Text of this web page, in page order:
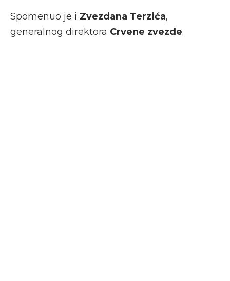
Spomenuo je i Zvezdana Terzića,
generalnog direktora Crvene zvezde.